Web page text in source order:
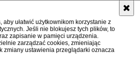
ułatwić użytkownikom korzystanie z
Jeśli nie blokujesz tych plików, to
zapisanie w pamięci urządzenia.
zarządzać cookies, zmieniając
zmiany ustawienia przeglądarki oznacza